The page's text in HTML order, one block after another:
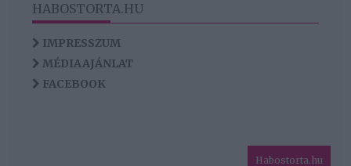
HABOSTORTA.HU
IMPRESSZUM
MÉDIAAJÁNLAT
FACEBOOK
Habostorta.hu